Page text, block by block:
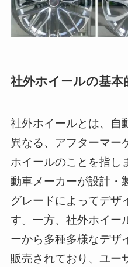
社外ホイールの基本
社外ホイールとは、自
異なる、アフターマー
ホイールのことを指し
動車メーカーが設計・
グレードによってデザ
す。一方、社外ホイー
ーから多種多様なデザ
販売されており、ユー